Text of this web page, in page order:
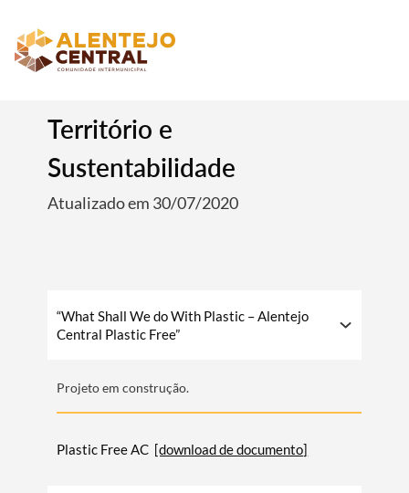
Território e
Sustentabilidade
Atualizado em 30/07/2020
“What Shall We do With Plastic – Alentejo
Central Plastic Free”
Projeto em construção.
Plastic Free AC [download de documento]